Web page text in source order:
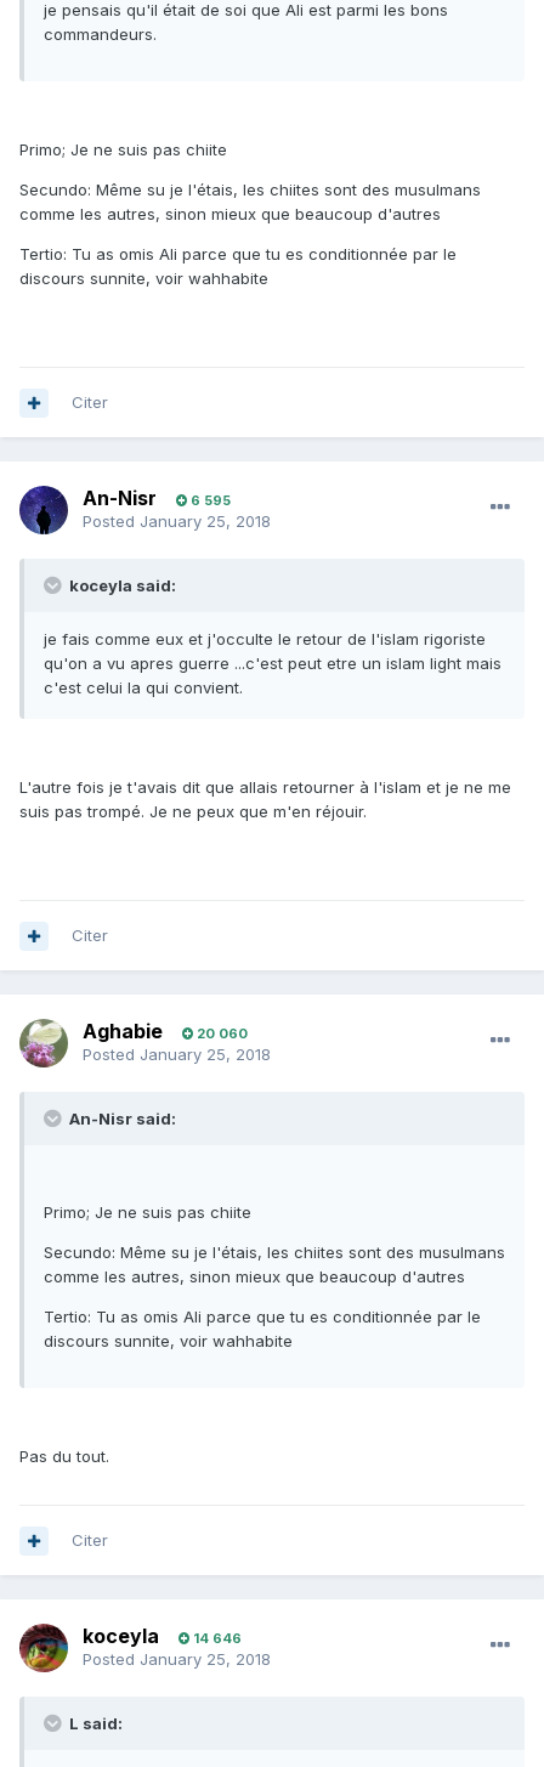
je pensais qu'il était de soi que Ali est parmi les bons
commandeurs.
Primo; Je ne suis pas chiite
Secundo: Même su je l'étais, les chiites sont des musulmans
comme les autres, sinon mieux que beaucoup d'autres
Tertio: Tu as omis Ali parce que tu es conditionnée par le
discours sunnite, voir wahhabite
Citer
An-Nisr 6 595
Posted January 25, 2018
koceyla said:
je fais comme eux et j'occulte le retour de l'islam rigoriste
qu'on a vu apres guerre ...c'est peut etre un islam light mais
c'est celui la qui convient.
L'autre fois je t'avais dit que allais retourner à l'islam et je ne me
suis pas trompé. Je ne peux que m'en réjouir.
Citer
Aghabie 20 060
Posted January 25, 2018
An-Nisr said:
Primo; Je ne suis pas chiite
Secundo: Même su je l'étais, les chiites sont des musulmans
comme les autres, sinon mieux que beaucoup d'autres
Tertio: Tu as omis Ali parce que tu es conditionnée par le
discours sunnite, voir wahhabite
Pas du tout.
Citer
koceyla 14 646
Posted January 25, 2018
L said: